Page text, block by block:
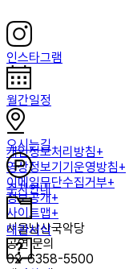
인스타그램
월간일정
오시는길
주차안내
대관서식
개인정보처리방침+
영상정보기기운영방침+
이메일무단수집거부+
정보공개+
사이트맵+
서울남산국악당
공연 문의
02-6358-5500